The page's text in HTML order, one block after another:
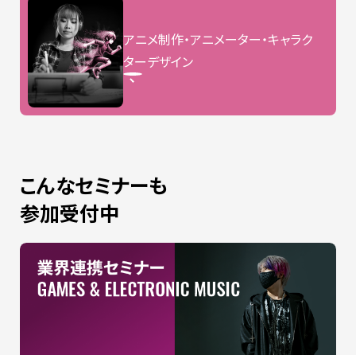
アニメ制作・アニメーター・キャラク
ターデザイン
こんなセミナーも
参加受付中